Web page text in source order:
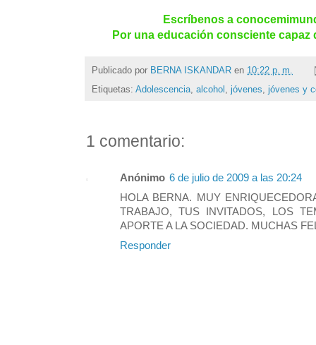
Escríbenos a
Por una educación consciente capaz
Publicado por BERNA ISKANDAR en 10:22 p. m.
Etiquetas: Adolescencia alcohol jóvenes jóvenes y
1 comentario:
Anónimo 6 de julio de 2009 a las 20:24
HOLA BERNA. MUY
TRABAJO, TUS INVITADOS, LOS
APORTE A LA SOCIEDAD. MUCHAS
Responder